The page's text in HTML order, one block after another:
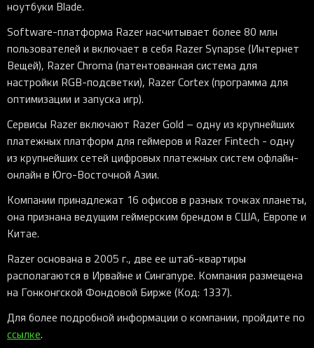
ноутбуки Blade.
Software-платформа Razer насчитывает более 80 млн
пользователей и включает в себя Razer Synapse (Интернет
Вещей), Razer Chroma (патентованная система для
настройки RGB-подсветки), Razer Cortex (программа для
оптимизации и запуска игр).
Сервисы Razer включают Razer Gold – одну из крупнейших
платежных платформ для геймеров и Razer Fintech - одну
из крупнейших сетей цифровых платежных систем офлайн-
онлайн в Юго-Восточной Азии.
Компании принадлежат 16 офисов в разных точках планеты,
она признана ведущим геймерским брендом в США, Европе и
Китае.
Razer основана в 2005 г., две ее штаб-квартиры
располагаются в Ирвайне и Сингапуре. Компания размещена
на Гонконгской Фондовой Бирже (Код: 1337).
Для более подробной информации о компании, пройдите по
ссылке.